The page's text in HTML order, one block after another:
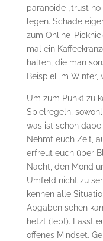
paranoide „trust
legen. Schade
zum Online-
mal ein
halten, die man
Beispiel im Winter,
Um zum Punkt zu
Spielregeln,
was ist schon
Nehmt euch Zeit,
erfreut euch über
Nacht, den Mond
Umfeld nicht zu
kennen alle
Abgaben sehen
hetzt (lebt). Lasst
offenes Mindset.